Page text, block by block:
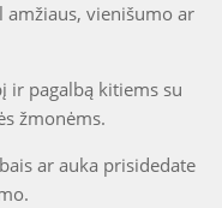
vienišumo ar
ir pagalbą kitiems su
žmonėms.
ar auka prisidedate